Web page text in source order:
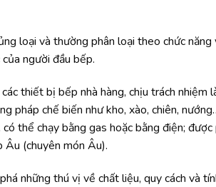
loại và thường phân loại theo chức
người đầu bếp.
thiết bị bếp nhà hàng, chịu trách nhiệm
pháp chế biến như kho, xào, chiên,
thể chạy bằng gas hoặc bằng điện;
(chuyên món Âu).
những thú vị về chất liệu, quy cách và